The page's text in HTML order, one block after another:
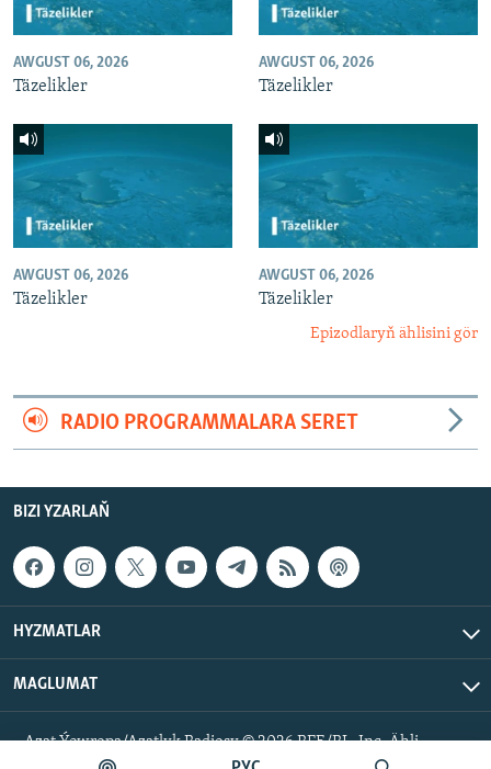
AWGUST 06, 2026
Täzelikler
AWGUST 06, 2026
Täzelikler
AWGUST 06, 2026
Täzelikler
AWGUST 06, 2026
Täzelikler
Epizodlaryň ählisini gör
RADIO PROGRAMMALARA SERET
BIZI YZARLAŇ
HYZMATLAR
MAGLUMAT
Azat Ýewropa/Azatlyk Radiosy © 2026 RFE/RL, Inc. Ähli
hukuklar goralan.